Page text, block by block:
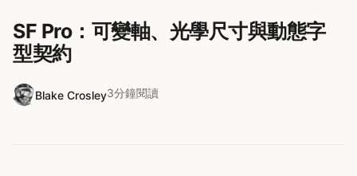
SF Pro：可變軸、光學尺寸與動態字
型契約
Blake Crosley3分鐘閱讀